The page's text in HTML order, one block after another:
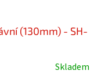
(130mm) - SH-
Skladem